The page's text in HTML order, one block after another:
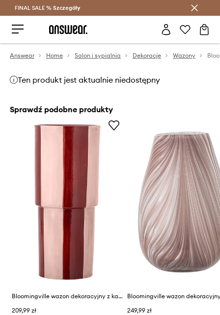
Oszczędzaj z Answear Club >
FINAL SALE % Szczegóły
Answear Home Salon i sypialnia Dekoracje Wazony
Ten produkt jest aktualnie niedostępny
Sprawdź podobne produkty
Bloomingville wazon dekoracyjny z kamionki 14 x 31 cm
209,99 zł
249,99 zł